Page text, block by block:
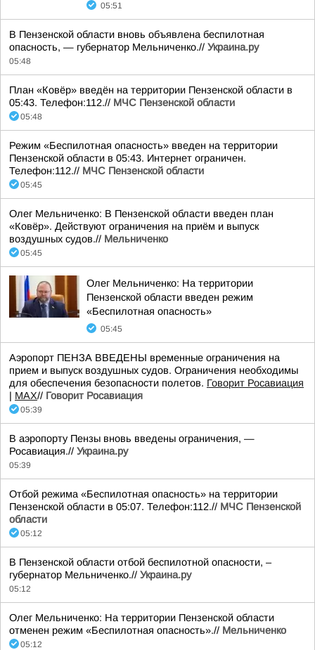
05:51
В Пензенской области вновь объявлена беспилотная
опасность, — губернатор Мельниченко.// Украина.ру
05:48
План «Ковёр» введён на территории Пензенской области в
05:43. Телефон:112.// МЧС Пензенской области
05:48
Режим «Беспилотная опасность» введен на территории
Пензенской области в 05:43. Интернет ограничен.
Телефон:112.// МЧС Пензенской области
05:45
Олег Мельниченко: В Пензенской области введен план
«Ковёр». Действуют ограничения на приём и выпуск
воздушных судов.// Мельниченко
05:45
Олег Мельниченко: На территории
Пензенской области введен режим
«Беспилотная опасность»
05:45
Аэропорт ПЕНЗА ВВЕДЕНЫ временные ограничения на
прием и выпуск воздушных судов. Ограничения необходимы
для обеспечения безопасности полетов. Говорит Росавиация
| MАХ// Говорит Росавиация
05:39
В аэропорту Пензы вновь введены ограничения, —
Росавиация.// Украина.ру
05:39
Отбой режима «Беспилотная опасность» на территории
Пензенской области в 05:07. Телефон:112.// МЧС Пензенской
области
05:12
В Пензенской области отбой беспилотной опасности, –
губернатор Мельниченко.// Украина.ру
05:12
Олег Мельниченко: На территории Пензенской области
отменен режим «Беспилотная опасность».// Мельниченко
05:12